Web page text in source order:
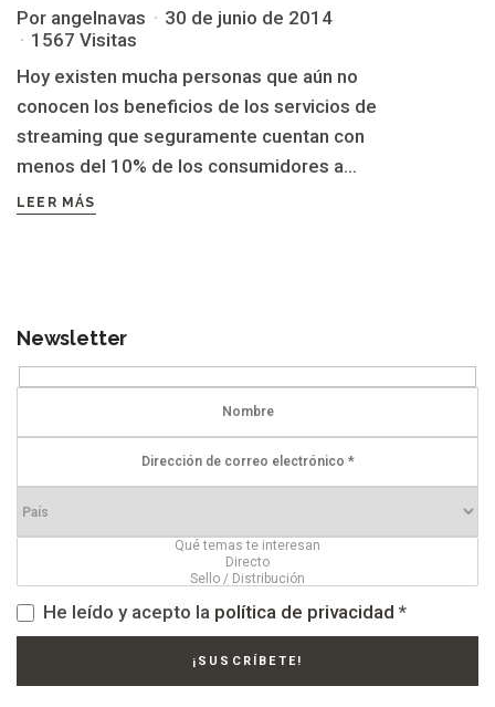
Por angelnavas
30 de junio de 2014
1567 Visitas
Hoy existen mucha personas que aún no
conocen los beneficios de los servicios de
streaming que seguramente cuentan con
menos del 10% de los consumidores a...
LEER MÁS
Newsletter
He leído y acepto la política de privacidad *